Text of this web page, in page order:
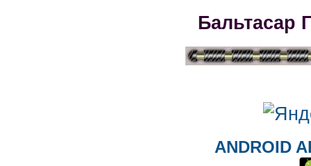
Бальтасар
ANDROID